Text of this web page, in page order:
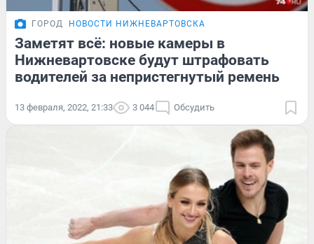
ГОРОД НОВОСТИ НИЖНЕВАРТОВСКА
Заметят всё: новые камеры в
Нижневартовске будут штрафовать
водителей за непристегнутый ремень
13 февраля, 2022, 21:33 3 044 Обсудить